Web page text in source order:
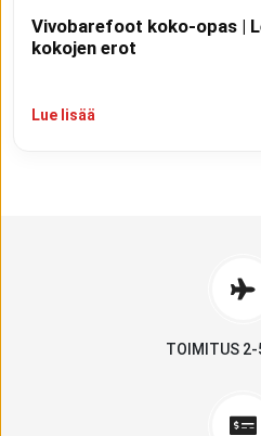
Vivobarefoot koko-opas |
kokojen erot
Lue lisää
TOIMITUS 2-